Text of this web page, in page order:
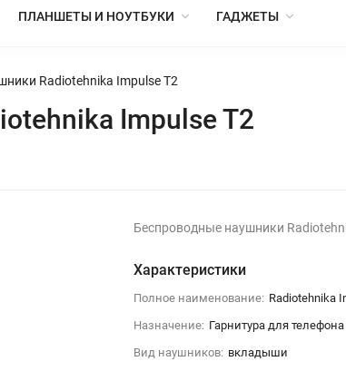
ПЛАНШЕТЫ И НОУТБУКИ ГАДЖЕТЫ
Radiotehnika Impulse T2
Impulse T2
Беспроводные наушники
Характеристики
Полное наименование: Radiotehnika
Назначение: Гарнитура для телефона
Вид наушников: вкладыши